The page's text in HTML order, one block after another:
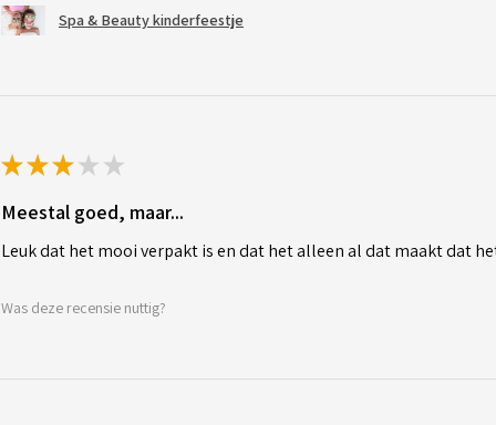
Spa & Beauty kinderfeestje
★★★ ★ ★
Meestal goed, maar...
Leuk dat het mooi verpakt is en dat het alleen al dat maakt dat
Was deze recensie nuttig?